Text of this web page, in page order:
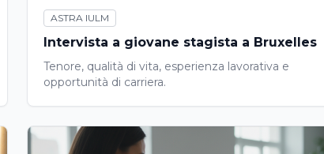
ASTRA IULM
Intervista a giovane stagista a Bruxelles
Tenore, qualità di vita, esperienza lavorativa e
opportunità di carriera.